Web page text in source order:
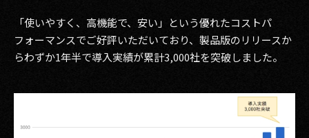
2016
2013
「使いやすく、高機能で、安い」という優れたコストパ
フォーマンスでご好評いただいており、製品版のリリースか
らわずか1年半で導入実績が累計3,000社を突破しました。